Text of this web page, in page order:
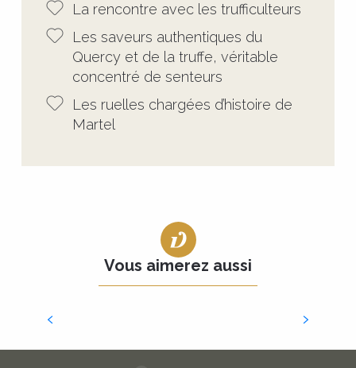
La rencontre avec les trufficulteurs
Les saveurs authentiques du
Quercy et de la truffe, véritable
concentré de senteurs
Les ruelles chargées d’histoire de
Martel
Vous aimerez aussi
Lire la suite